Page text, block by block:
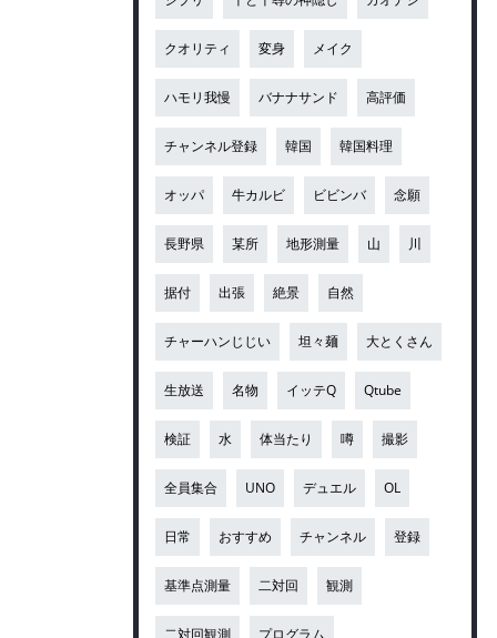
クオリティ 変身 メイク
ハモリ我慢 バナナサンド 高評価
チャンネル登録 韓国 韓国料理
オッパ 牛カルビ ビビンバ 念願
長野県 某所 地形測量 山 川
据付 出張 絶景 自然
チャーハンじじい 坦々麺 大とくさん
生放送 名物 イッテQ Qtube
検証 水 体当たり 噂 撮影
全員集合 UNO デュエル OL
日常 おすすめ チャンネル 登録
基準点測量 二対回 観測
二対回観測 プログラム